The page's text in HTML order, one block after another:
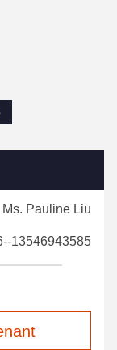
Ms. Pauline Liu
13546943585